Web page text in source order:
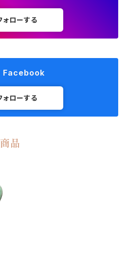
ォローする
Facebook
ォローする
品